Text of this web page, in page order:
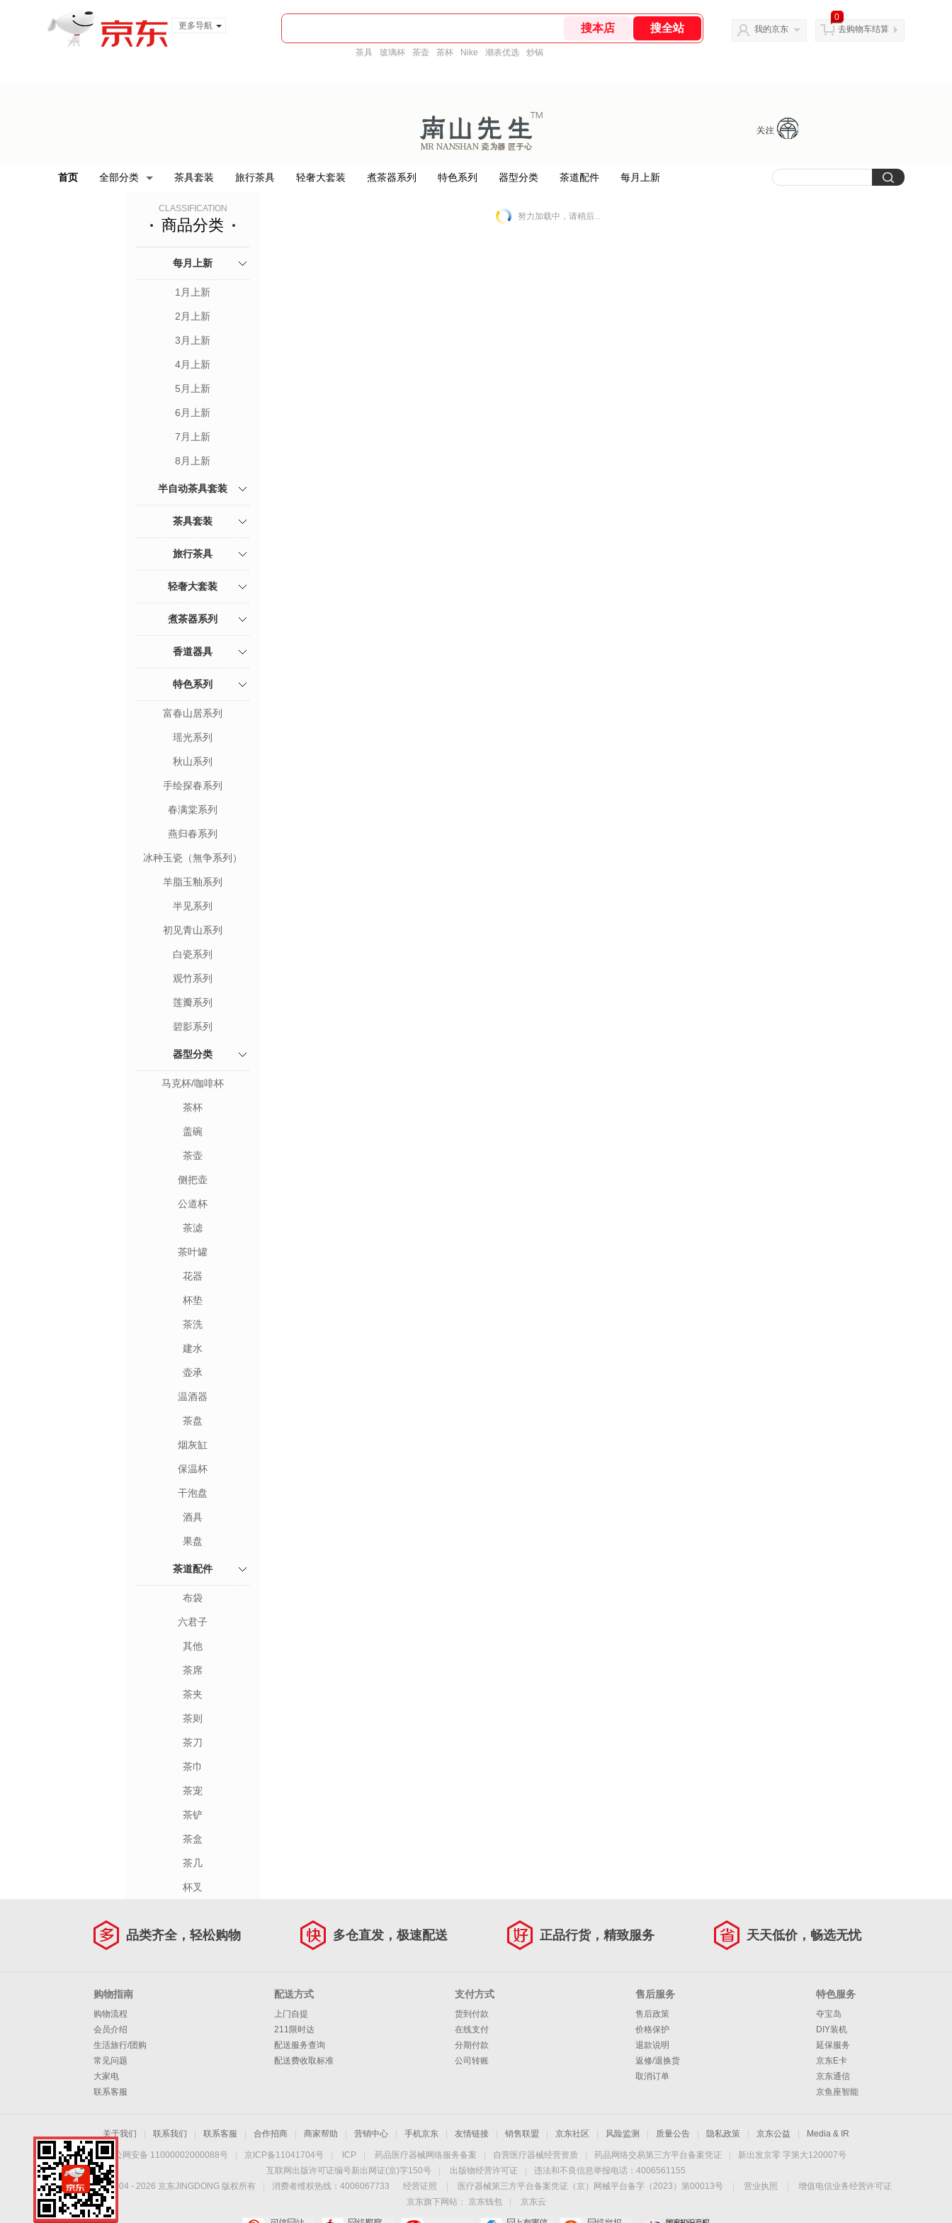
更多导航
茶具 玻璃杯 茶壶 茶杯 Nike 潮表优选 炒锅
我的京东
0
去购物车结算
首页 全部分类 茶具套装 旅行茶具 轻奢大套装 煮茶器系列 特色系列 器型分类 茶道配件 每月上新
CLASSIFICATION
商品分类
每月上新
1月上新
2月上新
3月上新
4月上新
5月上新
6月上新
7月上新
8月上新
半自动茶具套装
茶具套装
旅行茶具
轻奢大套装
煮茶器系列
香道器具
特色系列
富春山居系列
瑶光系列
秋山系列
手绘探春系列
春满棠系列
燕归春系列
冰种玉瓷（無争系列）
羊脂玉釉系列
半见系列
初见青山系列
白瓷系列
观竹系列
莲瓣系列
碧影系列
器型分类
马克杯/咖啡杯
茶杯
盖碗
茶壶
侧把壶
公道杯
茶滤
茶叶罐
花器
杯垫
茶洗
建水
壶承
温酒器
茶盘
烟灰缸
保温杯
干泡盘
酒具
果盘
茶道配件
布袋
六君子
其他
茶席
茶夹
茶则
茶刀
茶巾
茶宠
茶铲
茶盒
茶几
杯叉
努力加载中，请稍后...
品类齐全，轻松购物 多仓直发，极速配送 正品行货，精致服务 天天低价，畅选无忧
购物指南
购物流程
会员介绍
生活旅行/团购
常见问题
大家电
联系客服
配送方式
上门自提
211限时达
配送服务查询
配送费收取标准
支付方式
货到付款
在线支付
分期付款
公司转账
售后服务
售后政策
价格保护
退款说明
返修/退换货
取消订单
特色服务
夺宝岛
DIY装机
延保服务
京东E卡
京东通信
京鱼座智能
关于我们 联系我们 联系客服 合作招商 商家帮助 营销中心 手机京东 友情链接 销售联盟 京东社区 风险监测 质量公告 隐私政策 京东公益 Media & IR
京公网安备 11000002000088号 京ICP备11041704号 ICP 药品医疗器械网络服务备案 自营医疗器械经营资质 药品网络交易第三方平台备案凭证
新出发京零 字第大120007号
互联网出版许可证编号新出网证(京)字150号
出版物经营许可证
违法和不良信息举报电话：4006561155
Copyright © 2004 - 2026 京东JINGDONG 版权所有 消费者维权热线：4006067733 经营证照 医疗器械第三方平台备案凭证（京）网械平台备字（2023）第00013号 营业执照
增值电信业务经营许可证
京东旗下网站：
京东钱包 京东云